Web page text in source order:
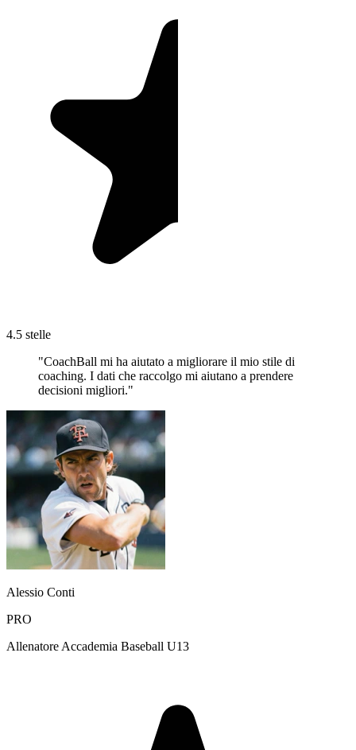
4.5 stelle
"CoachBall mi ha aiutato a migliorare il mio stile di
coaching. I dati che raccolgo mi aiutano a prendere
decisioni migliori."
Alessio Conti
PRO
Allenatore Accademia Baseball U13